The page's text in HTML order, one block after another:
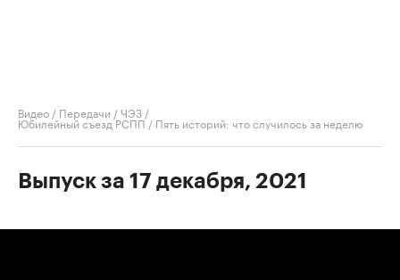
Видео / Передачи /ЧЭЗ /
Юбилейный съезд РСПП / Пять историй: что случилось за неделю
Выпуск за 17 декабря, 2021